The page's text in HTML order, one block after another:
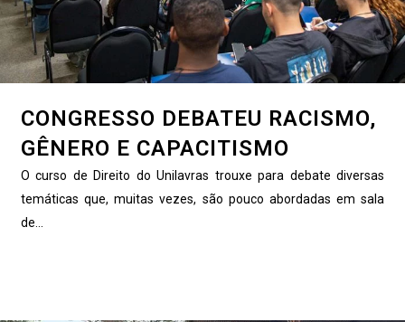
CONGRESSO DEBATEU RACISMO,
GÊNERO E CAPACITISMO
O curso de Direito do Unilavras trouxe para debate diversas
temáticas que, muitas vezes, são pouco abordadas em sala
de...